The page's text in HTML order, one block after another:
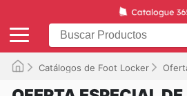
Catálogos de Foot Locker